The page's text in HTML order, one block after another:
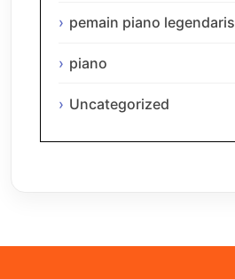
pemain piano legendaris
piano
Uncategorized